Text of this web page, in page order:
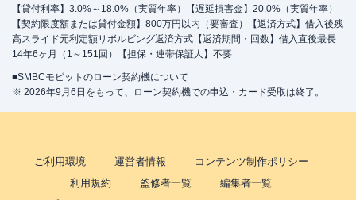
【貸付利率】3.0%～18.0%（実質年率）【遅延損害金】20.0%（実質年率）
【契約限度額または貸付金額】800万円以内（要審査）【返済方式】借入後残
高スライド元利定額リボルビング返済方式【返済期間・回数】借入直後最長
14年6ヶ月（1～151回）【担保・連帯保証人】不要
■SMBCモビットのローン契約機について
※ 2026年9月6日をもって、ローン契約機での申込・カード受取は終了。
ご利用環境 運営者情報
コンテンツ制作ポリシー
利用規約
監修者一覧
編集者一覧